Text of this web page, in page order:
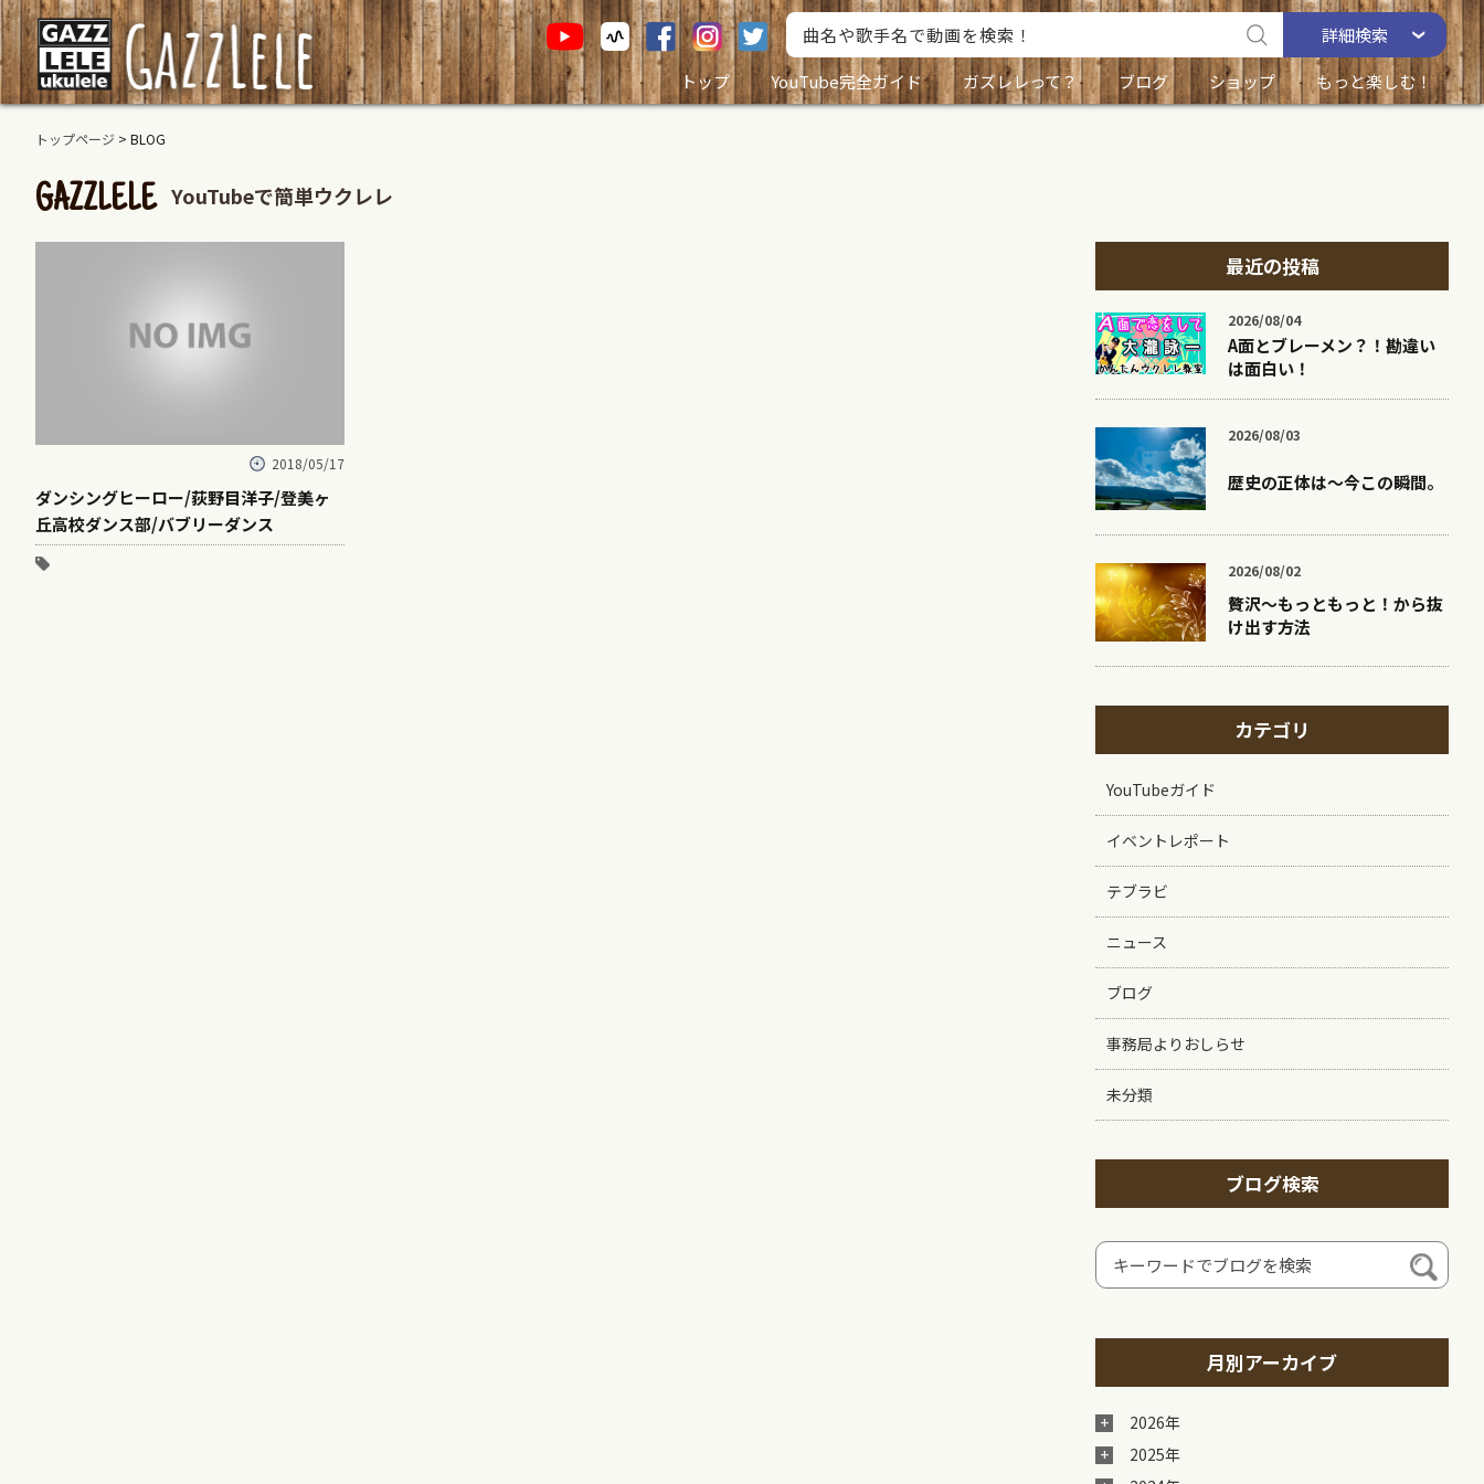
詳細検索
トップ
YouTube完全ガイド ガズレレって？ ブログ ショップ もっと楽しむ！
トップページ > BLOG
GAZZLELE YouTubeで簡単ウクレレ
2018/05/17
ダンシングヒーロー/荻野目洋子/登美ヶ
丘高校ダンス部/バブリーダンス
最近の投稿
2026/08/04
A面とブレーメン？！勘違い
は面白い！
2026/08/03
歴史の正体は〜今この瞬間。
2026/08/02
贅沢〜もっともっと！から抜
け出す方法
カテゴリ
YouTubeガイド
イベントレポート
テブラビ
ニュース
ブログ
事務局よりおしらせ
未分類
ブログ検索
月別アーカイブ
2026年
2025年